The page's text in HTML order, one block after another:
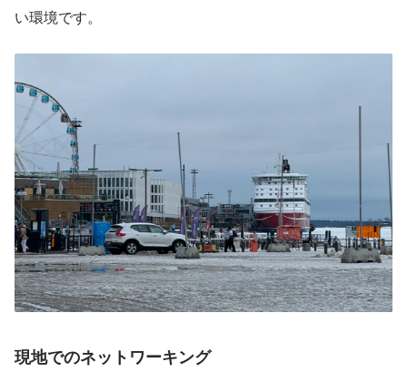
い環境です。
現地でのネットワーキング